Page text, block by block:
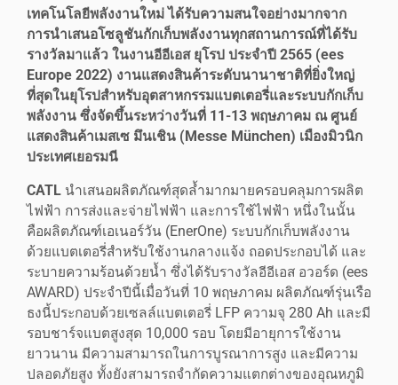
เทคโนโลยีพลังงานใหม่ ได้รับความสนใจอย่างมากจาก
การนำเสนอโซลูชันกักเก็บพลังงานทุกสถานการณ์ที่ได้รับ
รางวัลมาแล้ว ในงานอีอีเอส ยุโรป ประจำปี 2565 (ees
Europe 2022) งานแสดงสินค้าระดับนานาชาติที่ยิ่งใหญ่
ที่สุดในยุโรปสำหรับอุตสาหกรรมแบตเตอรี่และระบบกักเก็บ
พลังงาน ซึ่งจัดขึ้นระหว่างวันที่ 11-13 พฤษภาคม ณ ศูนย์
แสดงสินค้าเมสเซ มึนเชิน (Messe München) เมืองมิวนิก
ประเทศเยอรมนี
CATL นำเสนอผลิตภัณฑ์สุดล้ำมากมายครอบคลุมการผลิต
ไฟฟ้า การส่งและจ่ายไฟฟ้า และการใช้ไฟฟ้า หนึ่งในนั้น
คือผลิตภัณฑ์เอเนอร์วัน (EnerOne) ระบบกักเก็บพลังงาน
ด้วยแบตเตอรี่สำหรับใช้งานกลางแจ้ง ถอดประกอบได้ และ
ระบายความร้อนด้วยน้ำ ซึ่งได้รับรางวัลอีอีเอส อวอร์ด (ees
AWARD) ประจำปีนี้เมื่อวันที่ 10 พฤษภาคม ผลิตภัณฑ์รุ่นเรือ
ธงนี้ประกอบด้วยเซลล์แบตเตอรี่ LFP ความจุ 280 Ah และมี
รอบชาร์จแบตสูงสุด 10,000 รอบ โดยมีอายุการใช้งาน
ยาวนาน มีความสามารถในการบูรณาการสูง และมีความ
ปลอดภัยสูง ทั้งยังสามารถจำกัดความแตกต่างของอุณหภูมิ